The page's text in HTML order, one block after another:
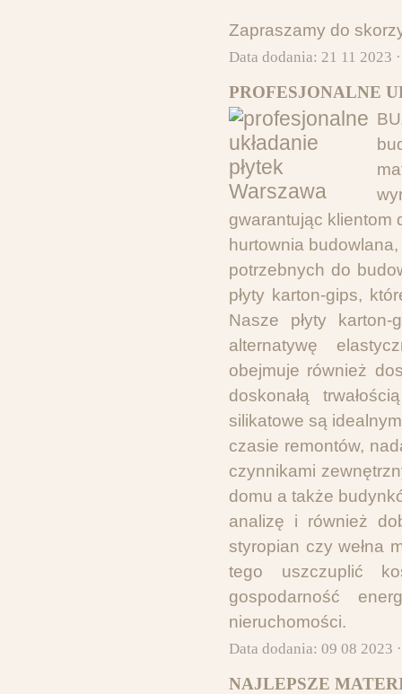
Zapraszamy do
Data dodania: 21 11 2023
PROFESJONALNE
gwarantując klientom
hurtownia
potrzebnych do
płyty karton-gips,
Nasze płyty
alternatywę
obejmuje również
doskonałą
silikatowe są
czasie remontów,
czynnikami
domu a także
analizę i również
styropian czy wełna
tego uszczuplić
gospodarność
nieruchomości.
Data dodania: 09 08 2023
NAJLEPSZE